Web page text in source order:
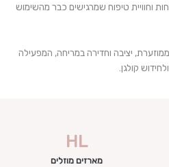
וחוויית טיפוח שמרגישים כבר מהשימוש
יציבה וחדירה במריחה, המפעילה
קולגן.
HL
מארזים מוזלים